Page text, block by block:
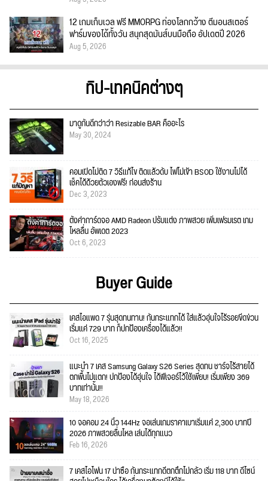
12 เกมเก็บเวล ฟรี MMORPG ท่องโลกกว้าง ตีมอนสเตอร์
ฟาร์มของได้ทั้งวัน สนุกสุดมันส์บนมือถือ อัปเดตปี 2026
Aug 5, 2026
ทิป-เทคนิคต่างๆ
มาดูกันดีกว่าว่า Resizable BAR คืออะไร
May 30, 2024
คอมเปิดไม่ติด 7 วิธีแก้ไข ติดแล้วดับ ไฟไม่เข้า BSOD ใช้งานไม่ได้
เช็คได้ด้วยตัวเองฟรี! ก่อนส่งร้าน
Dec 3, 2023
ตั้งค่าการ์ดจอ AMD Radeon ปรับแต่ง ภาพสวย เพิ่มเฟรมเรต เกม
ไหลลื่น อัพเดต 2023
Oct 6, 2023
Buyer Guide
เคสไอแพด 7 รุ่นสุดทนทาน! กันกระแทกได้ ใส่แล้วอุ่นใจไร้รอยขีดข่วน
เริ่มแค่ 729 บาท ก็ปกป้องเครื่องได้แล้ว!!
Oct 16, 2025
แนะนำ 7 เคส Samsung Galaxy S26 Series สุดทน ชาร์จไร้สายได้
ตกพื้นไม่แตก! ปกป้องได้อุ่นใจ ได้ฟีเจอร์ไว้ใช้เพียบ! เริ่มเพียง 369
บาทเท่านั้น!!
May 18, 2026
10 จอคอม 24 นิ้ว 144Hz จอเล่นเกมราคาเบาเริ่มแค่ 2,300 บาทปี
2026 ภาพสวยลื่นไหล เล่นได้ทุกแนว
Feb 16, 2026
7 เคสไอโฟน 17 น่าซื้อ กันกระแทกดีตกตึกไม่กลัว เริ่ม 118 บาท ดีไซน์